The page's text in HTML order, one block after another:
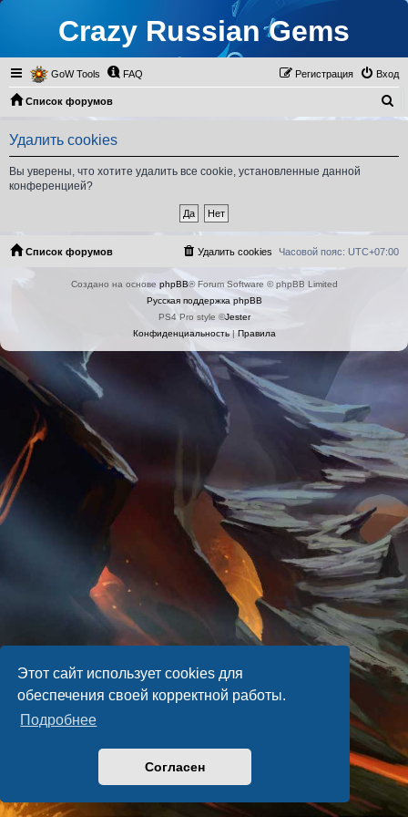
Этот сайт использует cookies для
обеспечения своей корректной работы.
Подробнее
Согласен
Crazy Russian Gems
GoW Tools FAQ Вход
Регистрация
Список форумов
о
Удалить cookies
Вы уверены, что хотите удалить все cookie, установленные данной
конференцией?
Список форумов Часовой пояс: UTC+07:00
Удалить cookies
Создано на основе phpBB® Forum Software © phpBB Limited
Русская поддержка phpBB
PS4 Pro style ©Jester
Конфиденциальность| Правила